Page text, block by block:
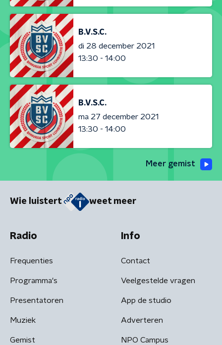
B.V.S.C.
di 28 december 2021
13:30 - 14:00
B.V.S.C.
ma 27 december 2021
13:30 - 14:00
Meer gemist
Wie luistert weet meer
Radio
Frequenties
Programma's
Presentatoren
Muziek
Gemist
Info
Contact
Veelgestelde vragen
App de studio
Adverteren
NPO Campus